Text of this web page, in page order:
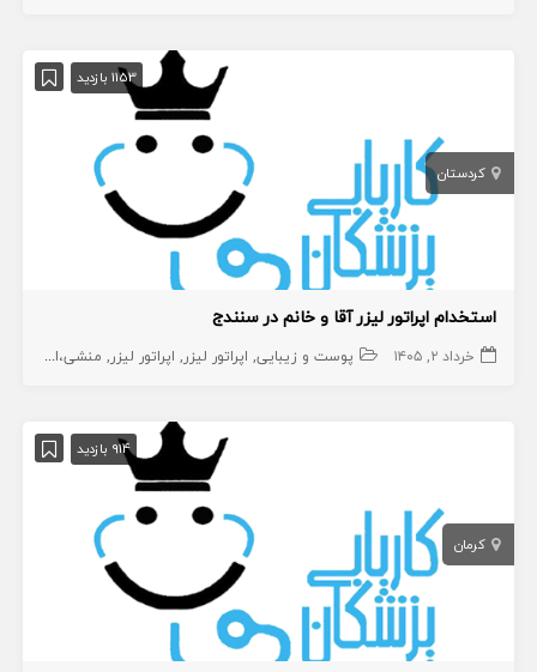
1153 بازدید
کردستان
استخدام اپراتور لیزر آقا و خانم در سنندج
خرداد ۲, ۱۴۰۵ پوست و زیبایی اپراتور لیزر اپراتور لیزر منشی،اپراتور،دستیار
914 بازدید
کرمان